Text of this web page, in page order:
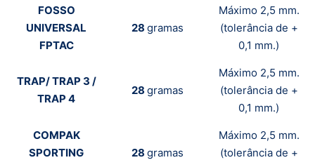
FOSSO
UNIVERSAL
FPTAC
28 gramas
Máximo 2,5 mm.
(tolerância de +
0,1 mm.)
TRAP/ TRAP 3 /
TRAP 4
28 gramas
Máximo 2,5 mm.
(tolerância de +
0,1 mm.)
COMPAK
SPORTING
28 gramas
Máximo 2,5 mm.
(tolerância de +